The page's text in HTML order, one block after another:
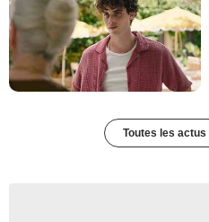
Toutes les actus